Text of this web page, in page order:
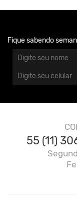
Fique sabendo
55 (11)